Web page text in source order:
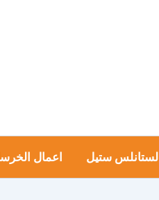
ستيل اعمال